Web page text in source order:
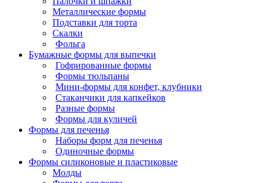
Металлические формы
Подставки для торта
Скалки
Фольга
Бумажные формы для выпечки
Гофрированные формы
Формы тюльпаны
Мини-формы для конфет, клубники
Стаканчики для капкейков
Разные формы
Формы для куличей
Формы для печенья
Наборы форм для печенья
Одиночные формы
Формы силиконовые и пластиковые
Молды